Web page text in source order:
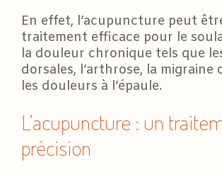
En effet, l’acupuncture peut
traitement efficace pour le
la douleur chronique tels que
dorsales, l’arthrose, la migraine
les douleurs à l’épaule.
L’acupuncture : un
précision